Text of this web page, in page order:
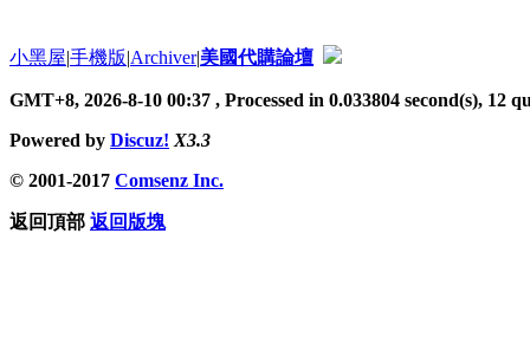
小黑屋|手機版|Archiver|美國代購論壇
GMT+8, 2026-8-10 00:37 , Processed in 0.033804 second(s), 12
Powered by Discuz! X3.3
© 2001-2017 Comsenz Inc.
返回頂部 返回版塊